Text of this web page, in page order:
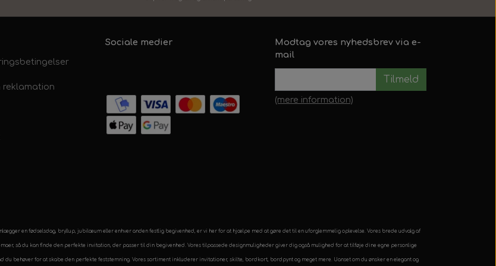
reklamation
Sociale medier
Modtag vores nyhedsbrev via e-
mail
Tilmeld
(mere information)
en fødselsdag, bryllup, jubilæum eller enhver anden festlig begivenhed, er vi her for at hjælpe med at gøre det til en uforglemmelig oplevelse. Vores brede udvalg af
så du kan finde den perfekte invitation, der passer til din begivenhed. Vores tilpassede designmuligheder giver dig også mulighed for at tilføje dine egne personlige
behøver for at skabe den perfekte feststemning. Vores sortiment inkluderer invitationer, skilte, bordkort, bordpynt og meget mere. Uanset om du ønsker en elegant og